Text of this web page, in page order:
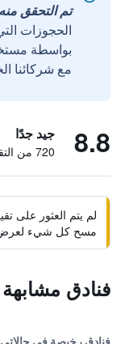
تم التحقق منه
الحجوزات
مع شركائنا
8.8 جيد جدًا
720 من التقييمات تم التحقق منها
لم يتم العثور على
مسح كل شيء لعرض
فنادق
فنادق رخيصة في جالاتي